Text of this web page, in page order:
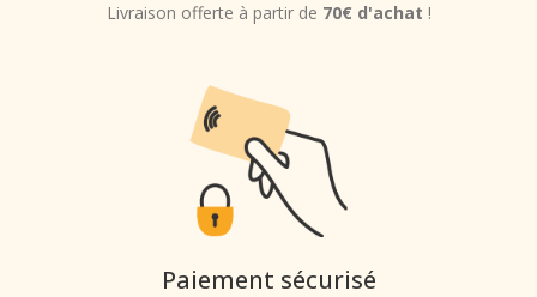
Livraison offerte à partir de 70€ d'achat !
Paiement sécurisé